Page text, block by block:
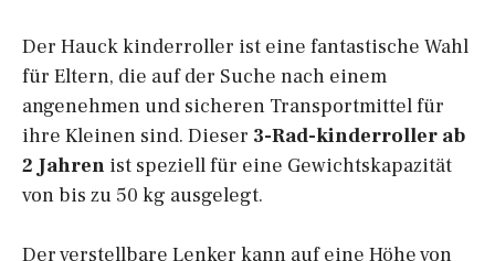
Der Hauck kinderroller ist eine fantastische Wahl
für Eltern, die auf der Suche nach einem
angenehmen und sicheren Transportmittel für
ihre Kleinen sind. Dieser 3-Rad-kinderroller ab
2 Jahren ist speziell für eine Gewichtskapazität
von bis zu 50 kg ausgelegt.
Der verstellbare Lenker kann auf eine Höhe von